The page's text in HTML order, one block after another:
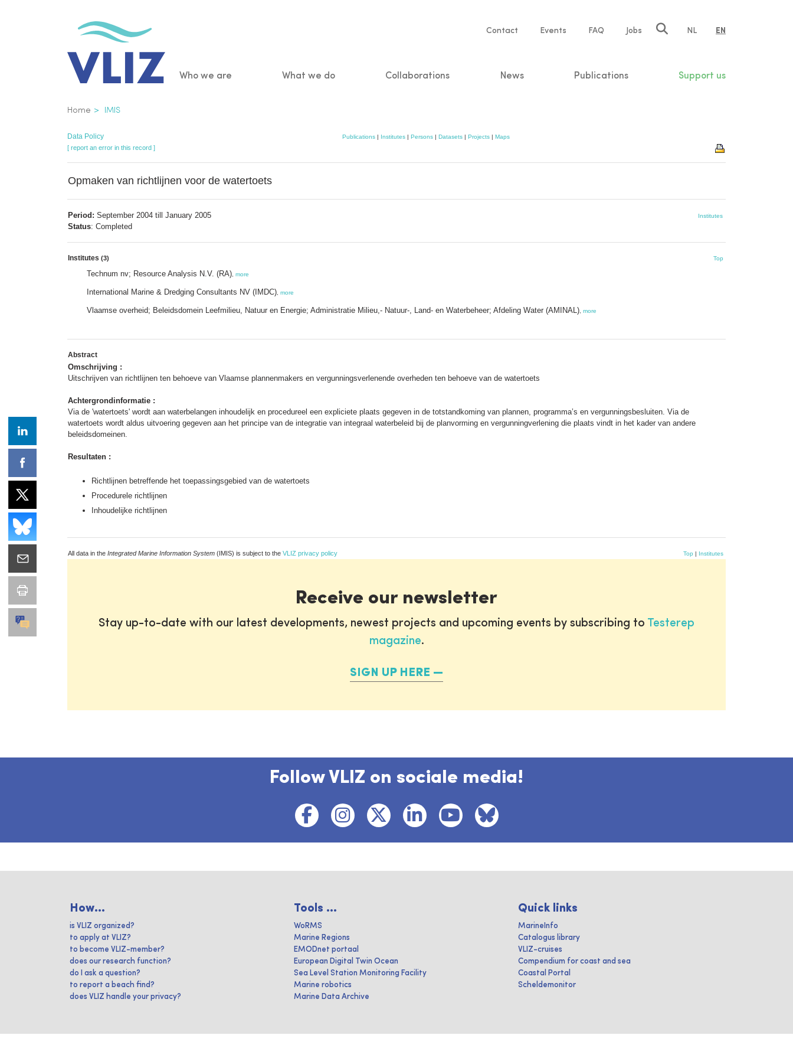
Service
Contact Events FAQ Jobs NL EN
Main
Who we are What we do Collaborations News Publications Support us
Breadcrumb
Home IMIS
Data Policy Publications | Institutes | Persons | Datasets | Projects | Maps
[ report an error in this record ]
Opmaken van richtlijnen voor de watertoets
Period: September 2004 till January 2005
Status: Completed
Institutes
Institutes (3) Top
Technum nv; Resource Analysis N.V. (RA) more
International Marine & Dredging Consultants NV (IMDC) more
Vlaamse overheid; Beleidsdomein Leefmilieu, Natuur en Energie; Administratie Milieu,- Natuur-, Land- en Waterbeheer; Afdeling Water (AMINAL) more
Abstract
Omschrijving :
Uitschrijven van richtlijnen ten behoeve van Vlaamse plannenmakers en vergunningsverlenende overheden ten behoeve van de watertoets
Achtergrondinformatie :
Via de 'watertoets' wordt aan waterbelangen inhoudelijk en procedureel een expliciete plaats gegeven in de totstandkoming van plannen, programma’s en vergunningsbesluiten. Via de
watertoets wordt aldus uitvoering gegeven aan het principe van de integratie van integraal waterbeleid bij de planvorming en vergunningverlening die plaats vindt in het kader van andere
beleidsdomeinen.
Resultaten :
Richtlijnen betreffende het toepassingsgebied van de watertoets
Procedurele richtlijnen
Inhoudelijke richtlijnen
All data in the Integrated Marine Information System (IMIS) is subject to the VLIZ privacy policy Top | Institutes
Receive our newsletter
Stay up-to-date with our latest developments, newest projects and upcoming events by subscribing to Testerep
magazine.
SIGN UP HERE
Follow VLIZ on sociale media!
How...
is VLIZ organized?
to apply at VLIZ?
to become VLIZ-member?
does our research function?
do I ask a question?
to report a beach find?
does VLIZ handle your privacy?
Tools ...
WoRMS
Marine Regions
EMODnet portaal
European Digital Twin Ocean
Sea Level Station Monitoring Facility
Marine robotics
Marine Data Archive
Quick links
MarineInfo
Catalogus library
VLIZ-cruises
Compendium for coast and sea
Coastal Portal
Scheldemonitor